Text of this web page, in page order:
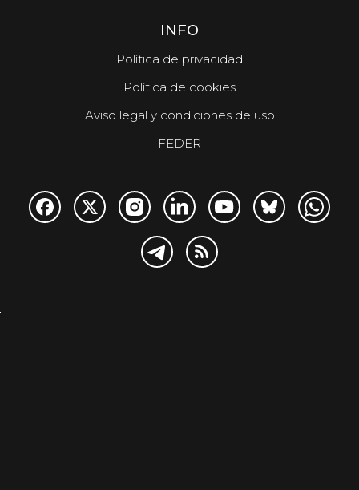
INFO
Política de privacidad
Política de cookies
Aviso legal y condiciones de uso
FEDER